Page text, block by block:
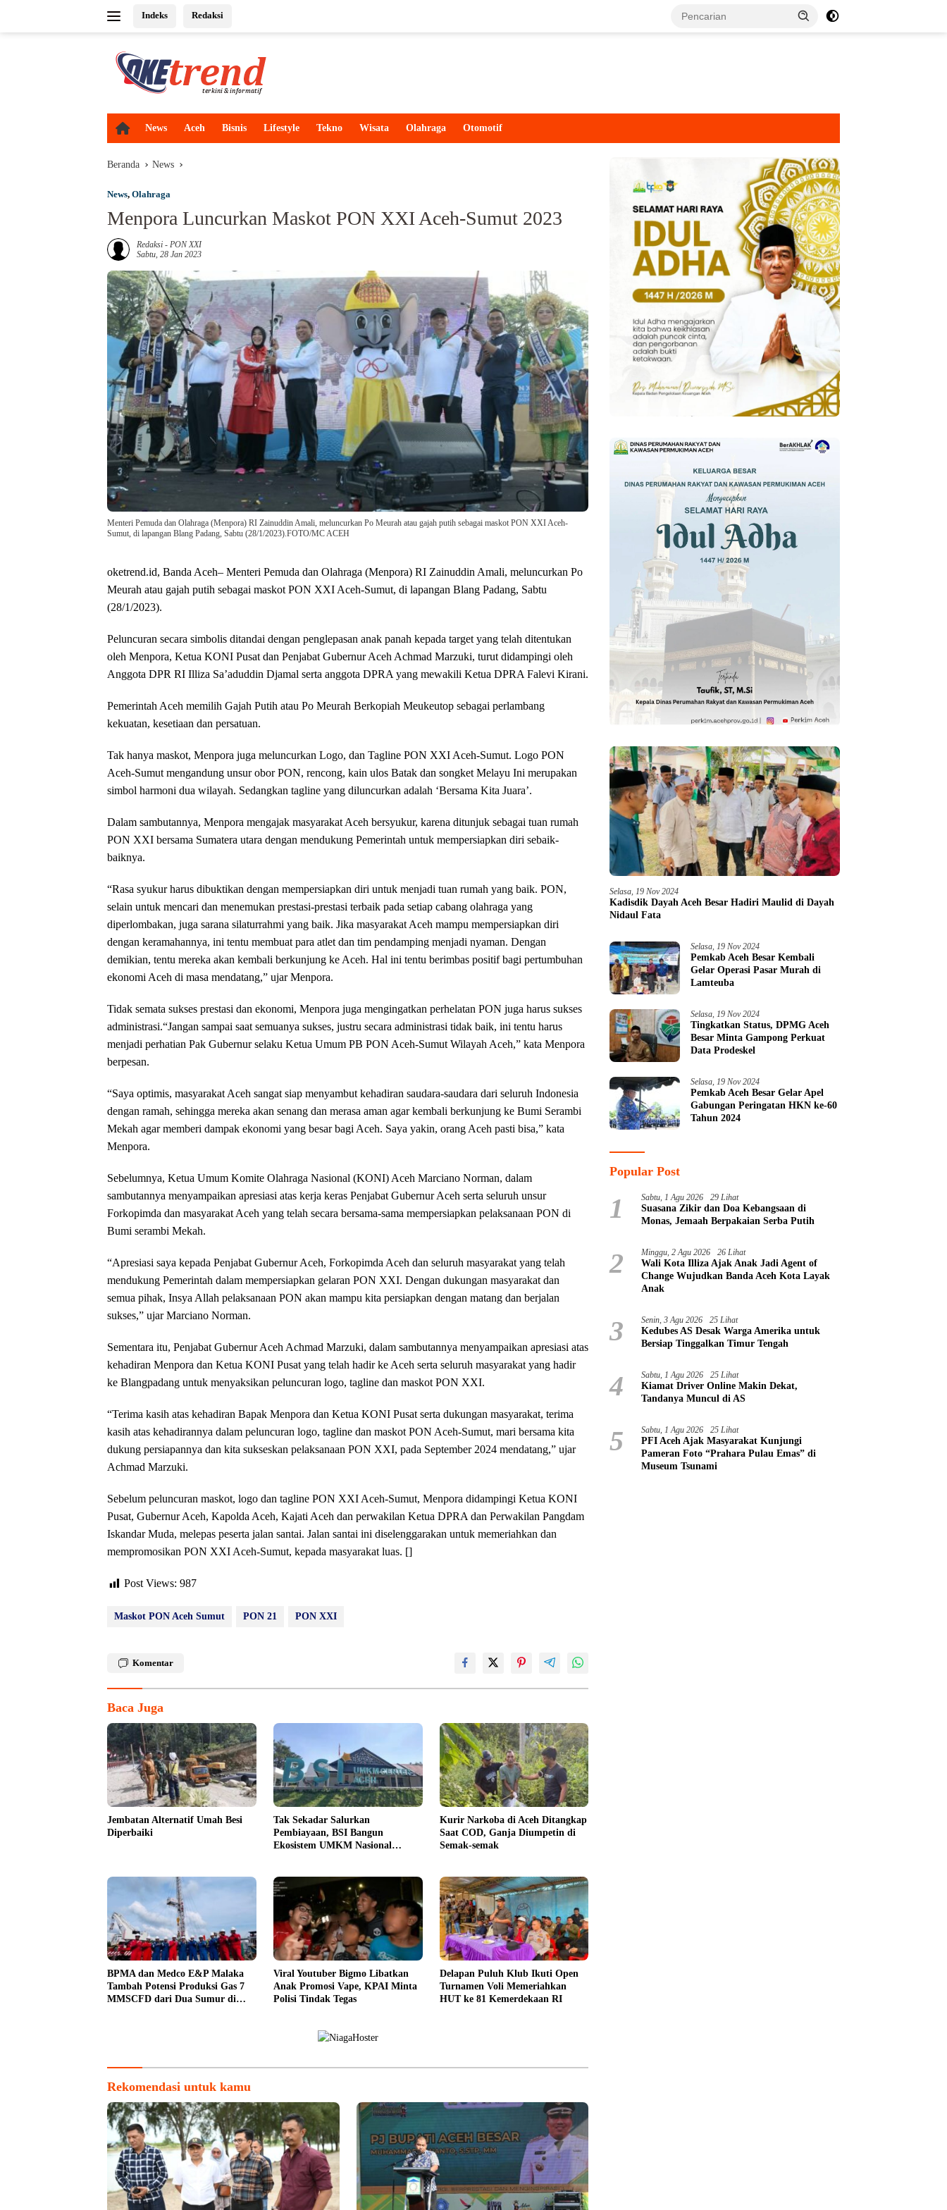
Indeks Redaksi
H
e
News Aceh Bisnis Lifestyle Tekno Wisata Olahraga Otomotif
Beranda News
News, Olahraga
Menpora Luncurkan Maskot PON XXI Aceh-Sumut 2023
Redaksi - PON XXI
Sabtu, 28 Jan 2023
Menteri Pemuda dan Olahraga (Menpora) RI Zainuddin Amali, meluncurkan Po Meurah atau gajah putih sebagai maskot PON XXI Aceh-
Sumut, di lapangan Blang Padang, Sabtu (28/1/2023).FOTO/MC ACEH
oketrend.id, Banda Aceh– Menteri Pemuda dan Olahraga (Menpora) RI Zainuddin Amali, meluncurkan Po
Meurah atau gajah putih sebagai maskot PON XXI Aceh-Sumut, di lapangan Blang Padang, Sabtu
(28/1/2023).
Peluncuran secara simbolis ditandai dengan penglepasan anak panah kepada target yang telah ditentukan
oleh Menpora, Ketua KONI Pusat dan Penjabat Gubernur Aceh Achmad Marzuki, turut didampingi oleh
Anggota DPR RI Illiza Sa’aduddin Djamal serta anggota DPRA yang mewakili Ketua DPRA Falevi Kirani.
Pemerintah Aceh memilih Gajah Putih atau Po Meurah Berkopiah Meukeutop sebagai perlambang
kekuatan, kesetiaan dan persatuan.
Tak hanya maskot, Menpora juga meluncurkan Logo, dan Tagline PON XXI Aceh-Sumut. Logo PON
Aceh-Sumut mengandung unsur obor PON, rencong, kain ulos Batak dan songket Melayu Ini merupakan
simbol harmoni dua wilayah. Sedangkan tagline yang diluncurkan adalah ‘Bersama Kita Juara’.
Dalam sambutannya, Menpora mengajak masyarakat Aceh bersyukur, karena ditunjuk sebagai tuan rumah
PON XXI bersama Sumatera utara dengan mendukung Pemerintah untuk mempersiapkan diri sebaik-
baiknya.
“Rasa syukur harus dibuktikan dengan mempersiapkan diri untuk menjadi tuan rumah yang baik. PON,
selain untuk mencari dan menemukan prestasi-prestasi terbaik pada setiap cabang olahraga yang
diperlombakan, juga sarana silaturrahmi yang baik. Jika masyarakat Aceh mampu mempersiapkan diri
dengan keramahannya, ini tentu membuat para atlet dan tim pendamping menjadi nyaman. Dengan
demikian, tentu mereka akan kembali berkunjung ke Aceh. Hal ini tentu berimbas positif bagi pertumbuhan
ekonomi Aceh di masa mendatang,” ujar Menpora.
Tidak semata sukses prestasi dan ekonomi, Menpora juga mengingatkan perhelatan PON juga harus sukses
administrasi.“Jangan sampai saat semuanya sukses, justru secara administrasi tidak baik, ini tentu harus
menjadi perhatian Pak Gubernur selaku Ketua Umum PB PON Aceh-Sumut Wilayah Aceh,” kata Menpora
berpesan.
“Saya optimis, masyarakat Aceh sangat siap menyambut kehadiran saudara-saudara dari seluruh Indonesia
dengan ramah, sehingga mereka akan senang dan merasa aman agar kembali berkunjung ke Bumi Serambi
Mekah agar memberi dampak ekonomi yang besar bagi Aceh. Saya yakin, orang Aceh pasti bisa,” kata
Menpora.
Sebelumnya, Ketua Umum Komite Olahraga Nasional (KONI) Aceh Marciano Norman, dalam
sambutannya menyampaikan apresiasi atas kerja keras Penjabat Gubernur Aceh serta seluruh unsur
Forkopimda dan masyarakat Aceh yang telah secara bersama-sama mempersiapkan pelaksanaan PON di
Bumi serambi Mekah.
“Apresiasi saya kepada Penjabat Gubernur Aceh, Forkopimda Aceh dan seluruh masyarakat yang telah
mendukung Pemerintah dalam mempersiapkan gelaran PON XXI. Dengan dukungan masyarakat dan
semua pihak, Insya Allah pelaksanaan PON akan mampu kita persiapkan dengan matang dan berjalan
sukses,” ujar Marciano Norman.
Sementara itu, Penjabat Gubernur Aceh Achmad Marzuki, dalam sambutannya menyampaikan apresiasi atas
kehadiran Menpora dan Ketua KONI Pusat yang telah hadir ke Aceh serta seluruh masyarakat yang hadir
ke Blangpadang untuk menyaksikan peluncuran logo, tagline dan maskot PON XXI.
“Terima kasih atas kehadiran Bapak Menpora dan Ketua KONI Pusat serta dukungan masyarakat, terima
kasih atas kehadirannya dalam peluncuran logo, tagline dan maskot PON Aceh-Sumut, mari bersama kita
dukung persiapannya dan kita sukseskan pelaksanaan PON XXI, pada September 2024 mendatang,” ujar
Achmad Marzuki.
Sebelum peluncuran maskot, logo dan tagline PON XXI Aceh-Sumut, Menpora didampingi Ketua KONI
Pusat, Gubernur Aceh, Kapolda Aceh, Kajati Aceh dan perwakilan Ketua DPRA dan Perwakilan Pangdam
Iskandar Muda, melepas peserta jalan santai. Jalan santai ini diselenggarakan untuk memeriahkan dan
mempromosikan PON XXI Aceh-Sumut, kepada masyarakat luas. []
Post Views: 987
Maskot PON Aceh Sumut PON 21 PON XXI
Komentar
Baca Juga
Jembatan Alternatif Umah Besi
Diperbaiki
Tak Sekadar Salurkan
Pembiayaan, BSI Bangun
Ekosistem UMKM Nasional
Kurir Narkoba di Aceh Ditangkap
Saat COD, Ganja Diumpetin di
Semak-semak
BPMA dan Medco E&P Malaka
Tambah Potensi Produksi Gas 7
MMSCFD dari Dua Sumur di
Viral Youtuber Bigmo Libatkan
Anak Promosi Vape, KPAI Minta
Polisi Tindak Tegas
Delapan Puluh Klub Ikuti Open
Turnamen Voli Memeriahkan
HUT ke 81 Kemerdekaan RI
Rekomendasi untuk kamu
Selasa, 19 Nov 2024
Kadisdik Dayah Aceh Besar Hadiri Maulid di Dayah
Nidaul Fata
Selasa, 19 Nov 2024
Pemkab Aceh Besar Kembali
Gelar Operasi Pasar Murah di
Lamteuba
Selasa, 19 Nov 2024
Tingkatkan Status, DPMG Aceh
Besar Minta Gampong Perkuat
Data Prodeskel
Selasa, 19 Nov 2024
Pemkab Aceh Besar Gelar Apel
Gabungan Peringatan HKN ke-60
Tahun 2024
Popular Post
1 Sabtu, 1 Agu 2026 29 Lihat
Suasana Zikir dan Doa Kebangsaan di
Monas, Jemaah Berpakaian Serba Putih
2 Minggu, 2 Agu 2026 26 Lihat
Wali Kota Illiza Ajak Anak Jadi Agent of
Change Wujudkan Banda Aceh Kota Layak
Anak
3 Senin, 3 Agu 2026 25 Lihat
Kedubes AS Desak Warga Amerika untuk
Bersiap Tinggalkan Timur Tengah
4 Sabtu, 1 Agu 2026 25 Lihat
Kiamat Driver Online Makin Dekat,
Tandanya Muncul di AS
5 Sabtu, 1 Agu 2026 25 Lihat
PFI Aceh Ajak Masyarakat Kunjungi
Pameran Foto “Prahara Pulau Emas” di
Museum Tsunami